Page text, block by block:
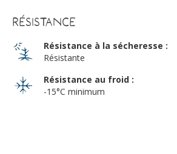
Résistance
Résistance à la sécheresse :
Résistante
Résistance au froid :
-15°C minimum